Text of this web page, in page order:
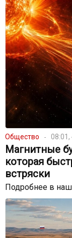
Общество 08:01,
Магнитные
которая
встряски
Подробнее в